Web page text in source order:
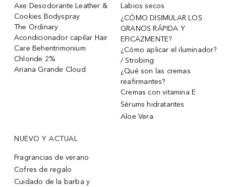
Axe Desodorante Leather &
Cookies Bodyspray
The Ordinary
Acondicionador capilar Hair
Care Behentrimonium
Chloride 2%
Ariana Grande Cloud
Labios secos
¿CÓMO DISIMULAR LOS
GRANOS RÁPIDA Y
EFICAZMENTE?
¿Cómo aplicar el iluminador?
/ Strobing
¿Qué son las cremas
reafirmantes?
Cremas con vitamina E
Sérums hidratantes
Aloe Vera
NUEVO Y ACTUAL
Fragrancias de verano
Cofres de regalo
Cuidado de la barba y